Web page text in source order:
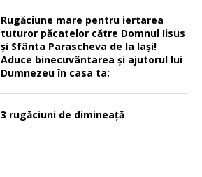
Rugăciune mare pentru iertarea
tuturor păcatelor către Domnul Iisus
şi Sfânta Parascheva de la Iaşi!
Aduce binecuvântarea şi ajutorul lui
Dumnezeu în casa ta:
3 rugăciuni de dimineață